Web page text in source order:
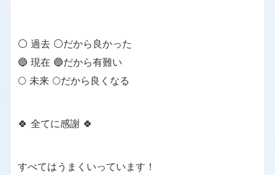
⚪ 過去 ⚪だから良かった
🔵 現在 🔵だから有難い
🌕 未来 🌕だから良くなる
🍀 全てに感謝 🍀
すべてはうまくいっています！